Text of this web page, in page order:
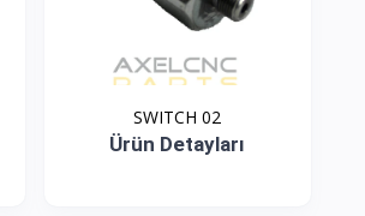
SWITCH 02
Ürün Detayları